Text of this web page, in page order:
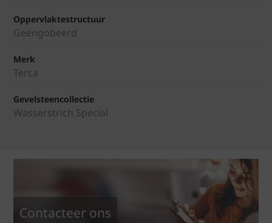
Oppervlaktestructuur
Geëngobeerd
Merk
Terca
Gevelsteencollectie
Wasserstrich Special
Contacteer ons